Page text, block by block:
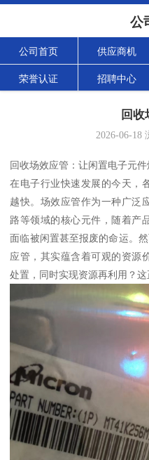
公
公司首页 供应商机
荣誉认证 招聘中心
回收
2026-06-18
回收场效应管：让闲置电子元
在电子行业快速发展的今天，
越快。场效应管作为一种广泛
路等领域的核心元件，随着产
面临被闲置甚至报废的命运。
应管，其实蕴含着可观的资源
处置，同时实现资源再利用？